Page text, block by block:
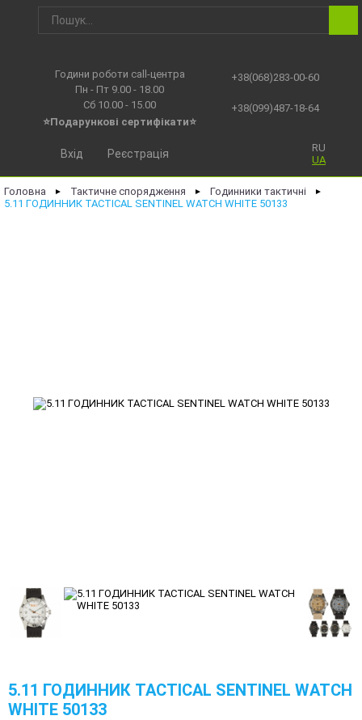
Години роботи call-центра
Пн - Пт 9.00 - 18.00
Сб 10.00 - 15.00
⭐Подарункові сертифікати⭐
+38(068)283-00-60
+38(099)487-18-64
RU
UA
Вхід Реєстрація
Головна ► Тактичне спорядження ► Годинники тактичні ►
5.11 ГОДИННИК TACTICAL SENTINEL WATCH WHITE 50133
5.11 ГОДИННИК TACTICAL SENTINEL WATCH
WHITE 50133